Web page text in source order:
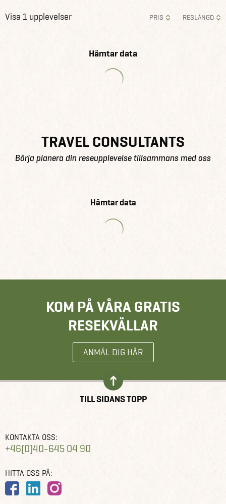
PRIS RESLÄNGD
Visa 1 upplevelser
Hämtar data
TRAVEL CONSULTANTS
Börja planera din reseupplevelse tillsammans med oss
Hämtar data
KOM PÅ VÅRA GRATIS
RESEKVÄLLAR
ANMÄL DIG HÄR
TILL SIDANS TOPP
KONTAKTA OSS:
+46(0)40-645 04 90
HITTA OSS PÅ: